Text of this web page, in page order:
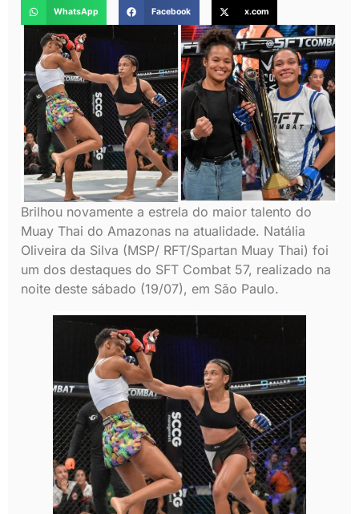
WhatsApp Facebook x.com
Brilhou novamente a estrela do maior talento do
Muay Thai do Amazonas na atualidade. Natália
Oliveira da Silva (MSP/ RFT/Spartan Muay Thai) foi
um dos destaques do SFT Combat 57, realizado na
noite deste sábado (19/07), em São Paulo.